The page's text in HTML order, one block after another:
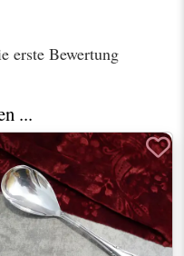
erste Bewertung
...